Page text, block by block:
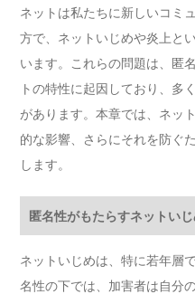
ネットは私たちに新しいコミ
方で、ネットいじめや炎上と
います。これらの問題は、匿
トの特性に起因しており、多
があります。本章では、ネッ
的な影響、さらにそれを防ぐ
します。
匿名性がもたらすネットい
ネットいじめは、特に若年層
名性の下では、加害者は自分